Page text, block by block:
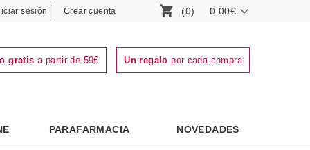
sesión Crear cuenta (0) 0.00€
gratis a partir de 59€ Un regalo por cada compra
PARAFARMACIA NOVEDADES